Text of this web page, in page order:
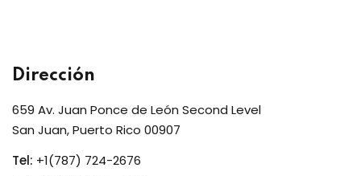
Dirección
659 Av. Juan Ponce de León Second Level
San Juan, Puerto Rico 00907
Tel: +1(787) 724-2676